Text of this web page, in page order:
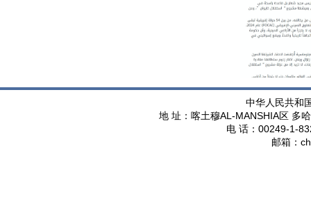
中华人民共和
地 址：喀土穆AL-MANSHIA区 多
电 话： 00249-1-
邮箱：